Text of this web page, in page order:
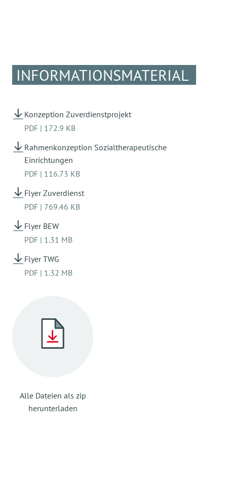
Durchführung einfacher Reparatur- und
Renovierungsarbeiten
Betreuung der Lagerräume
Zuverdienst
INFORMATIONSMATERIAL
Konzeption Zuverdienstprojekt
PDF | 172.9 KB
Rahmenkonzeption Sozialtherapeutische
Einrichtungen
PDF | 116.73 KB
Flyer Zuverdienst
PDF | 769.46 KB
Flyer BEW
PDF | 1.31 MB
Flyer TWG
PDF | 1.32 MB
Alle Dateien als zip
herunterladen